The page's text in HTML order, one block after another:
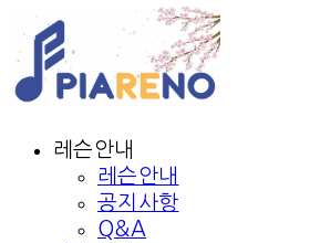
레슨안내
레슨안내
공지사항
Q&A